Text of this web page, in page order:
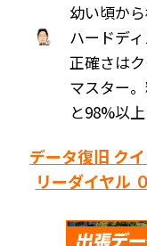
幼い頃か
ハードデ
正確さは
マスター
と98%以
データ復旧 ク
リーダイヤル